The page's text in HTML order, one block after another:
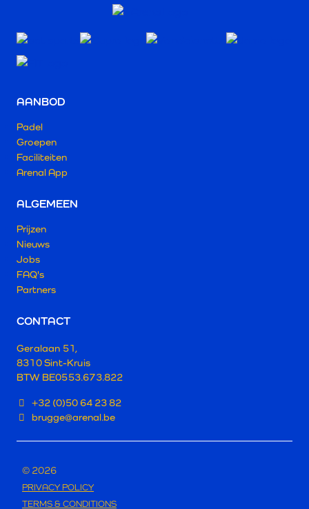
AANBOD
Padel
Groepen
Faciliteiten
Arenal App
ALGEMEEN
Prijzen
Nieuws
Jobs
FAQ's
Partners
CONTACT
Geralaan 51,
8310 Sint-Kruis
BTW BE0553.673.822
+32 (0)50 64 23 82
brugge@arenal.be
© 2026
PRIVACY POLICY
TERMS & CONDITIONS